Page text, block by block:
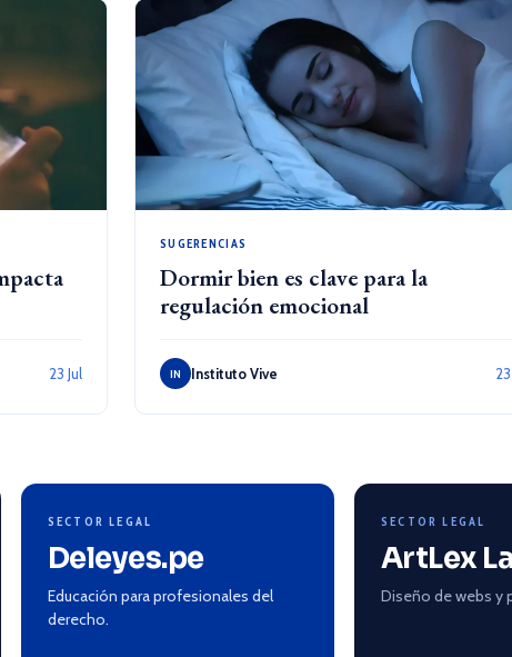
23 Jul
SUGERENCIAS
Dormir bien es clave para la
regulación emocional
IN Instituto Vive
SECTOR LEGAL
Deleyes.pe
Educación para profesionales del
derecho.
SECTOR LEGAL
ArtLex
Diseño de webs y